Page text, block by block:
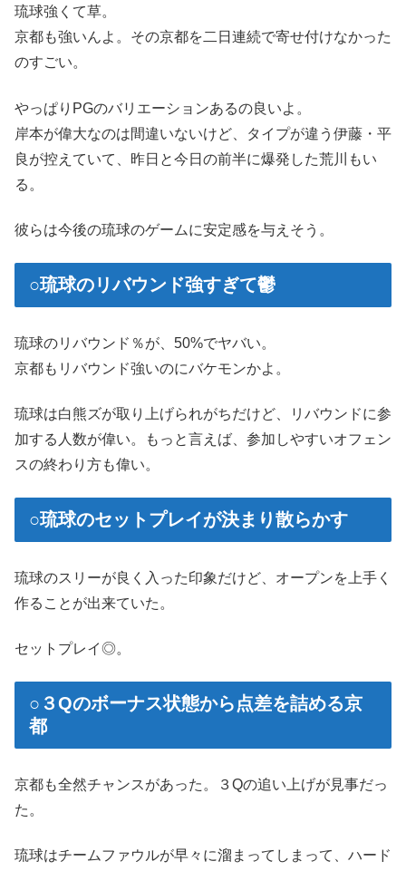
琉球強くて草。
京都も強いんよ。その京都を二日連続で寄せ付けなかった
のすごい。
やっぱりPGのバリエーションあるの良いよ。
岸本が偉大なのは間違いないけど、タイプが違う伊藤・平
良が控えていて、昨日と今日の前半に爆発した荒川もい
る。
彼らは今後の琉球のゲームに安定感を与えそう。
○琉球のリバウンド強すぎて鬱
琉球のリバウンド％が、50%でヤバい。
京都もリバウンド強いのにバケモンかよ。
琉球は白熊ズが取り上げられがちだけど、リバウンドに参
加する人数が偉い。もっと言えば、参加しやすいオフェン
スの終わり方も偉い。
○琉球のセットプレイが決まり散らかす
琉球のスリーが良く入った印象だけど、オープンを上手く
作ることが出来ていた。
セットプレイ◎。
○３Qのボーナス状態から点差を詰める京
都
京都も全然チャンスがあった。３Qの追い上げが見事だっ
た。
琉球はチームファウルが早々に溜まってしまって、ハード